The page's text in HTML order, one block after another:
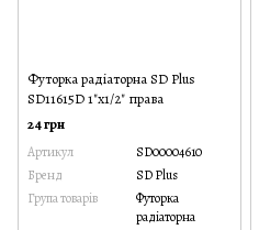
Футорка радіаторна SD Plus
SD11615D 1"х1/2" права
24 грн
Артикул
SD00004610
Бренд
SD Plus
Група товарів
Футорка
радіаторна